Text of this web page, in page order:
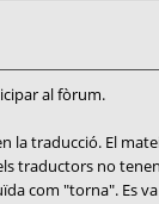
al fòrum.
la traducció. El
traductors no
com "torna". Es